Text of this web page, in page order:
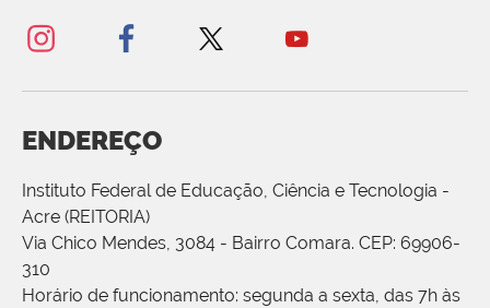
ENDEREÇO
Instituto Federal de Educação, Ciência e Tecnologia -
Acre (REITORIA)
Via Chico Mendes, 3084 - Bairro Comara. CEP: 69906-
310
Horário de funcionamento: segunda a sexta, das 7h às